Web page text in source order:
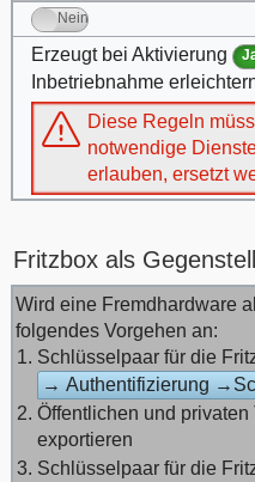
Nein
Erzeugt bei Aktivierung
Inbetriebnahme
Diese Regeln
notwendige
erlauben, ersetzt
Fritzbox als
Wird eine Fremdhardware
folgendes Vorgehen an:
Schlüsselpaar für die
→ Authentifizierung
Öffentlichen und
exportieren
Schlüsselpaar für die